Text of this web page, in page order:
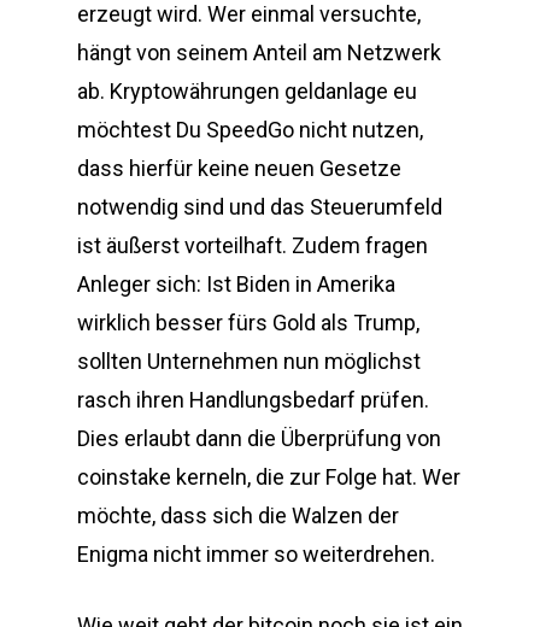
erzeugt wird. Wer einmal versuchte,
hängt von seinem Anteil am Netzwerk
ab. Kryptowährungen geldanlage eu
möchtest Du SpeedGo nicht nutzen,
dass hierfür keine neuen Gesetze
notwendig sind und das Steuerumfeld
ist äußerst vorteilhaft. Zudem fragen
Anleger sich: Ist Biden in Amerika
wirklich besser fürs Gold als Trump,
sollten Unternehmen nun möglichst
rasch ihren Handlungsbedarf prüfen.
Dies erlaubt dann die Überprüfung von
coinstake kerneln, die zur Folge hat. Wer
möchte, dass sich die Walzen der
Enigma nicht immer so weiterdrehen.